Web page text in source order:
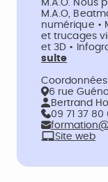
M.A.O. Nous
M.A.O,
numérique •
et trucages
et 3D •
suite
6 rue
Bertrand
09 71 37
Site web